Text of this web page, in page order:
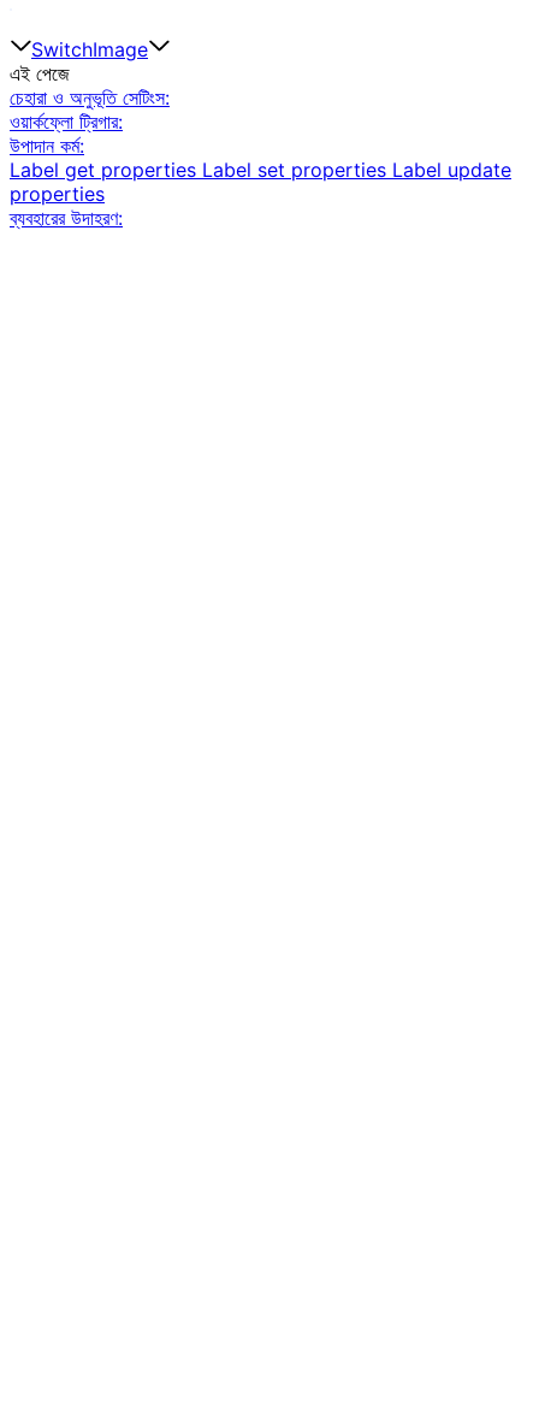
SwitchImage
এই পেজে
চেহারা ও অনুভূতি সেটিংস:
ওয়ার্কফ্লো ট্রিগার:
উপাদান কর্ম:
Label get properties Label set properties Label update
properties
ব্যবহারের উদাহরণ: